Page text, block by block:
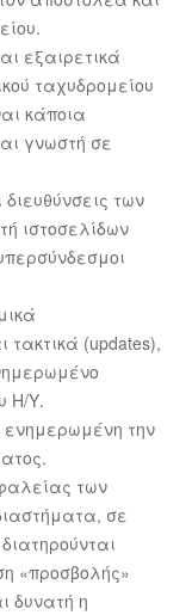
εξαιρετικά
ταχυδρομείου
κάποια
γνωστή σε
των
ιστοσελίδων
(updates),
Η/Υ.
ενημερωμένη την
των
σε
«προσβολής»
δυνατή η